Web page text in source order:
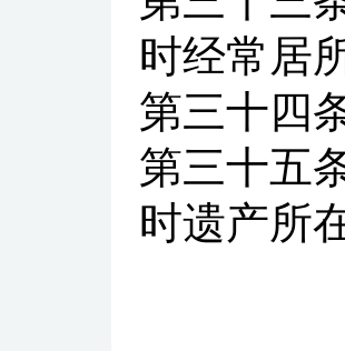
时经常居
第三十四
第三十五
时遗产所